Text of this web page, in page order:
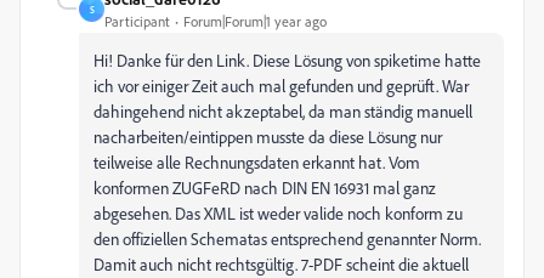
S
Participant Forum|Forum|1 year ago
Hi! Danke für den Link. Diese Lösung von spiketime hatte
ich vor einiger Zeit auch mal gefunden und geprüft. War
dahingehend nicht akzeptabel, da man ständig manuell
nacharbeiten/eintippen musste da diese Lösung nur
teilweise alle Rechnungsdaten erkannt hat. Vom
konformen ZUGFeRD nach DIN EN 16931 mal ganz
abgesehen. Das XML ist weder valide noch konform zu
den offiziellen Schematas entsprechend genannter Norm.
Damit auch nicht rechtsgültig. 7-PDF scheint die aktuell